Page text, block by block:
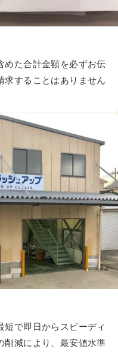
めた合計金額を必ずお伝
求することはありません
で即日からスピーディ
削減により、最安値水準